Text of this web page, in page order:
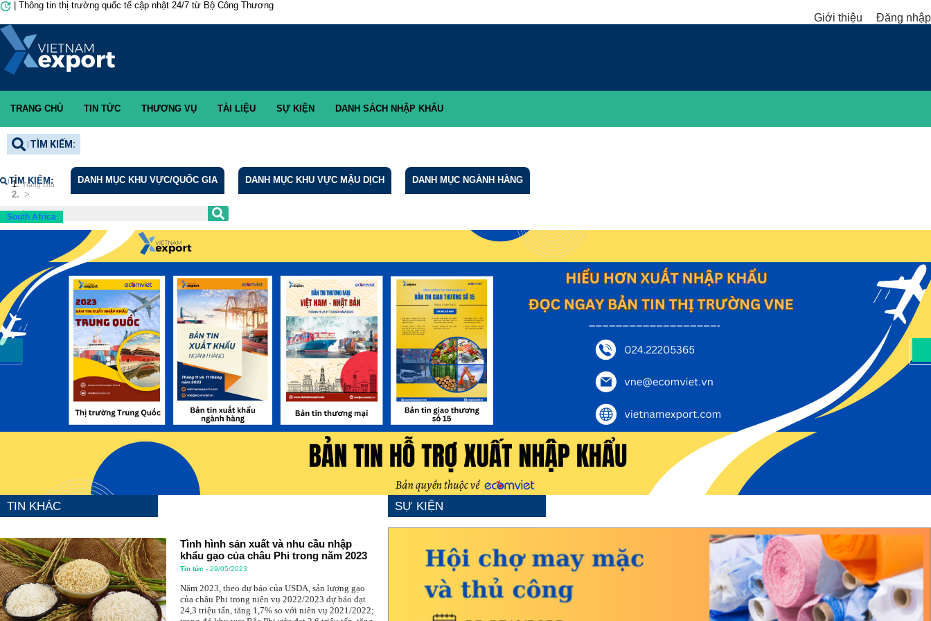
Thông tin thị trường quốc tế cập nhật 24/7 từ Bộ Công Thương
Giới thiệu Đăng nhập
TRANG CHỦ TIN TỨC THƯƠNG VỤ TÀI LIỆU SỰ KIỆN DANH SÁCH NHẬP KHẨU
Danh sách nhập khẩu
TÌM KIẾM: DANH MỤC KHU VỰC/QUỐC GIA DANH MỤC KHU VỰC MẬU DỊCH DANH MỤC NGÀNH HÀNG
Trang chủ
South Africa
TIN KHÁC
Tình hình sản xuất và nhu cầu nhập
khẩu gạo của châu Phi trong năm 2023
Tin tức - 29/05/2023
Năm 2023, theo dự báo của USDA, sản lượng
gạo của châu Phi trong niên vụ 2022/2023 dự
báo đạt 24,3 triệu tấn, tăng 1,7% so với niên
SỰ KIỆN